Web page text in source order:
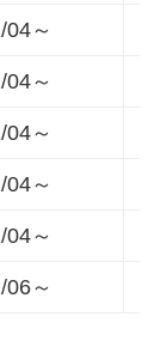
04～
04～
04～
04～
04～
06～